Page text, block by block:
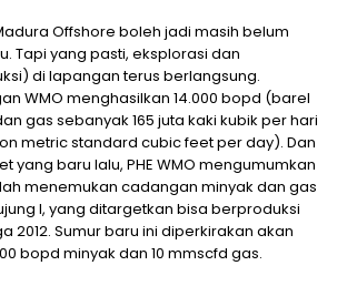
Offshore boleh jadi masih belum
Tapi yang pasti, eksplorasi dan
di lapangan terus berlangsung.
WMO menghasilkan 14.000 bopd (barel
gas sebanyak 165 juta kaki kubik per hari
metric standard cubic feet per day). Dan
yang baru lalu, PHE WMO mengumumkan
menemukan cadangan minyak dan gas
I, yang ditargetkan bisa berproduksi
2012. Sumur baru ini diperkirakan akan
bopd minyak dan 10 mmscfd gas.